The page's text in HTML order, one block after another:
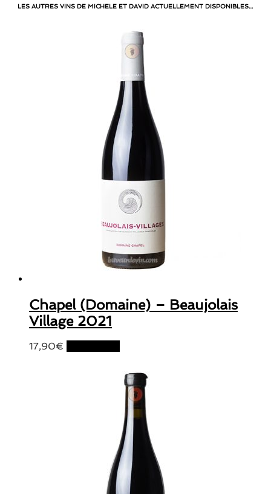
LES AUTRES VINS DE MICHELE ET DAVID ACTUELLEMENT DISPONIBLES…
Chapel (Domaine) – Beaujolais
Village 2021
17,90€